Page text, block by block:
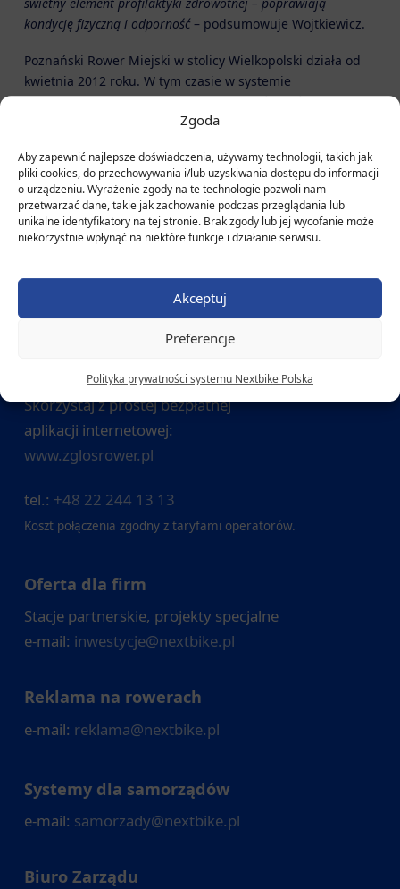
Zgoda
Aby zapewnić najlepsze doświadczenia, używamy technologii, takich jak
pliki cookies, do przechowywania i/lub uzyskiwania dostępu do informacji
o urządzeniu. Wyrażenie zgody na te technologie pozwoli nam
przetwarzać dane, takie jak zachowanie podczas przeglądania lub
unikalne identyfikatory na tej stronie. Brak zgody lub jej wycofanie może
niekorzystnie wpłynąć na niektóre funkcje i działanie serwisu.
Akceptuj
Preferencje
Polityka prywatności systemu Nextbike Polska
kondycję fizyczną i odporność– podsumowuje Wojtkiewicz.
Poznański Rower Miejski w stolicy Wielkopolski działa od
kwietnia 2012 roku. W tym czasie w systemie
zarejestrowało się 191,7 tys. użytkowników, którzy dokonali
ponad 5,2 mln wypożyczeń.
e-mail:info@nextbike.pl
Zgłoś porzucony lub zniszczony rower
Skorzystaj z prostej bezpłatnej
aplikacji internetowej:
www.zglosrower.pl
tel.: +48 22 244 13 13
Koszt połączenia zgodny z taryfami operatorów.
Oferta dla firm
Stacje partnerskie, projekty specjalne
e-mail: inwestycje@nextbike.pl
Reklama na rowerach
e-mail: reklama@nextbike.pl
Systemy dla samorządów
e-mail: samorzady@nextbike.pl
Biuro Zarządu